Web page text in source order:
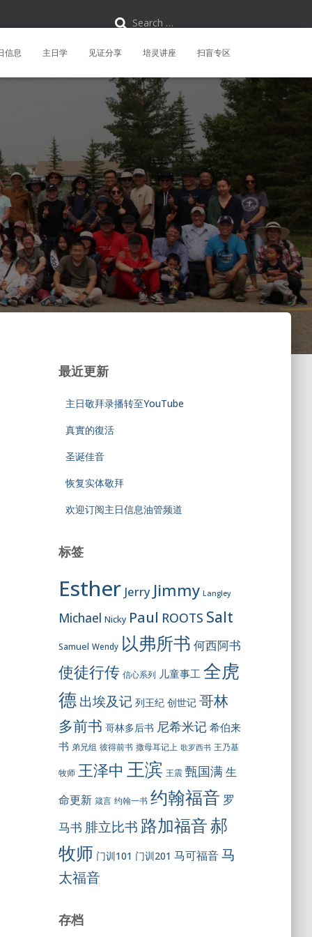
f
r
Search …
信息 主日学 见证分享 培灵讲座 扫盲专区
最近更新
主日敬拜录播转至YouTube
真實的復活
圣诞佳音
恢复实体敬拜
欢迎订阅主日信息油管频道
标签
Esther Jerry Jimmy Langley
Michael Nicky Paul ROOTS Salt
Samuel Wendy 以弗所书 何西阿书
使徒行传 信心系列 儿童事工 全虎
德 出埃及记 列王纪 创世记 哥林
多前书 哥林多后书 尼希米记 希伯来
书 弟兄组 彼得前书 撒母耳记上 歌罗西书 王乃基
牧师 王泽中 王滨 王震 甄国满 生
命更新 箴言 约翰一书 约翰福音 罗
马书 腓立比书 路加福音郝
牧师 门训101 门训201 马可福音 马
太福音
存档